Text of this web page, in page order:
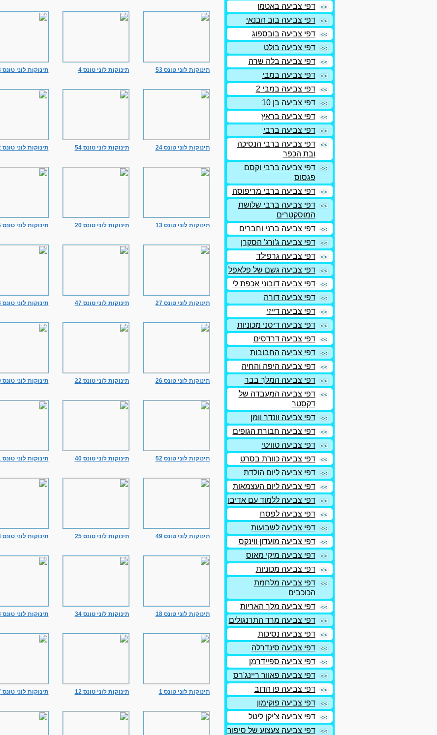
דפי צביעה באטמן
דפי צביעה בוב הבנאי
דפי צביעה בובספוג
דפי צביעה בולט
דפי צביעה בלה שרה
דפי צביעה במבי
דפי צביעה במבי 2
דפי צביעה בן 10
דפי צביעה בראץ
דפי צביעה ברבי
דפי צביעה ברבי הנסיכה
ובת הכפר
דפי צביעה ברבי וקסם
פגסוס
דפי צביעה ברבי מריפוסה
דפי צביעה ברבי שלושת
המוסקטרים
דפי צביעה ברני וחברים
דפי צביעה ג'ורג' הסקרן
דפי צביעה גרפילד
דפי צביעה גשם של פלאפל
דפי צביעה דובוני אכפת לי
דפי צביעה דורה
דפי צביעה דייזי
דפי צביעה דיסני מכוניות
דפי צביעה דרדסים
דפי צביעה החבובות
דפי צביעה היפה והחיה
דפי צביעה המלך בבר
דפי צביעה המעבדה של
דקסטר
דפי צביעה וונדר וומן
דפי צביעה חבורת הגופים
דפי צביעה טוויטי
דפי צביעה כוורת בסרט
דפי צביעה ליום הולדת
דפי צביעה ליום העצמאות
דפי צביעה ללמוד עם אדיבו
דפי צביעה לפסח
דפי צביעה לשבועות
דפי צביעה מועדון ווינקס
דפי צביעה מיקי מאוס
דפי צביעה מכוניות
דפי צביעה מלחמת
הכוכבים
דפי צביעה מלך האריות
דפי צביעה מרד התרנגולים
דפי צביעה נסיכות
דפי צביעה סינדרלה
דפי צביעה ספיידרמן
דפי צביעה פאוור ריינג'רס
דפי צביעה פו הדוב
דפי צביעה פוקימון
דפי צביעה צ'יקן ליטל
דפי צביעה צעצוע של סיפור
תינוקות לוני טונס 53 תינוקות לוני טונס 4 תינוקות לוני טונס 58
תינוקות לוני טונס 24 תינוקות לוני טונס 54 תינוקות לוני טונס 2
תינוקות לוני טונס 13 תינוקות לוני טונס 20 תינוקות לוני טונס 45
תינוקות לוני טונס 27 תינוקות לוני טונס 47 תינוקות לוני טונס 3
תינוקות לוני טונס 26 תינוקות לוני טונס 22 תינוקות לוני טונס 60
תינוקות לוני טונס 52 תינוקות לוני טונס 40 תינוקות לוני טונס 51
תינוקות לוני טונס 49 תינוקות לוני טונס 25 תינוקות לוני טונס 38
תינוקות לוני טונס 18 תינוקות לוני טונס 34 תינוקות לוני טונס 28
תינוקות לוני טונס 1 תינוקות לוני טונס 12 תינוקות לוני טונס 37